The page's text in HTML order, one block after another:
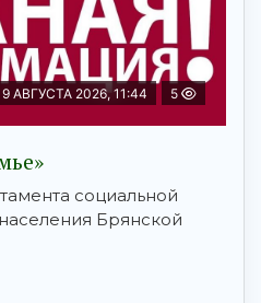
9 АВГУСТА 2026, 11:44 5
социальной
Брянской